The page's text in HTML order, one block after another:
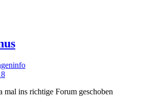
mal ins richtige Forum geschoben